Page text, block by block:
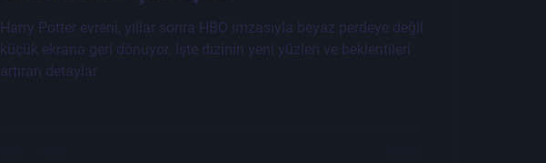
Harry Potter evreni, yıllar sonra HBO imzasıyla beyaz perdeye değil
küçük ekrana geri dönüyor. İşte dizinin yeni yüzleri ve beklentileri
artıran detaylar